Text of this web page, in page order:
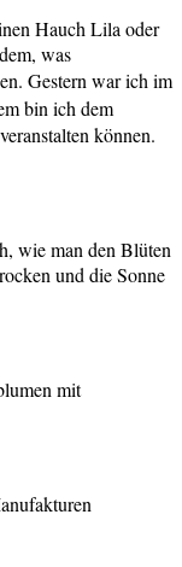
Hauch Lila oder
was
Gestern war ich im
bin ich dem
können.
wie man den Blüten
und die Sonne
mit